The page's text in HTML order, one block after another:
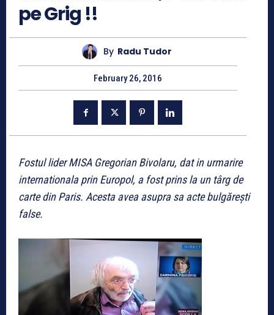
pe Grig !!
By Radu Tudor
February 26, 2016
Fostul lider MISA Gregorian Bivolaru, dat in urmarire
internationala prin Europol, a fost prins la un târg de
carte din Paris. Acesta avea asupra sa acte bulgărești
false.